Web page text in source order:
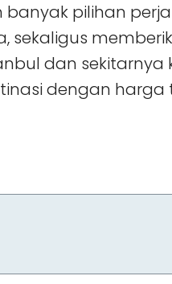
banyak pilihan
sekaligus
dan sekitarnya
dengan harga